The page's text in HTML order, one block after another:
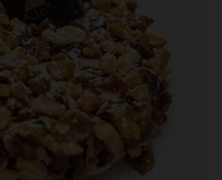
ACCUEIL